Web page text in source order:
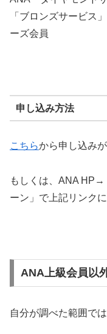
「ブロンズサービス
ーズ会員
申し込み方法
こちらから申し込みが
もしくは、ANA
ーン」で上記リンク
ANA上級会員以
自分が調べた範囲で